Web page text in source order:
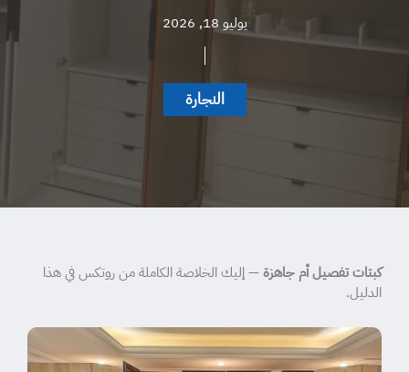
يوليو 18, 2026
النجارة
كبتات تفصيل أم جاهزة — إليك الخلاصة الكاملة من روتكس في هذا
الدليل.